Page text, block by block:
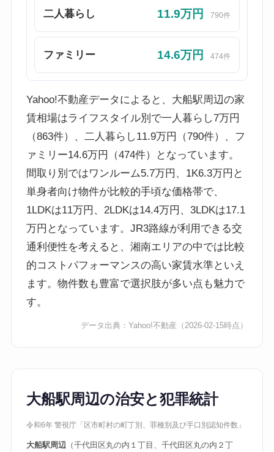
二人暮らし 11.9万円 790件
ファミリー 14.6万円 474件
Yahoo!不動産データによると、大船駅周辺の家
賃相場はライフスタイル別で一人暮らし7万円
（863件）、二人暮らし11.9万円（790件）、フ
ァミリー14.6万円（474件）となっています。
間取り別ではワンルーム5.7万円、1K6.3万円と
単身者向け物件が比較的手頃な価格帯で、
1LDKは11万円、2LDKは14.4万円、3LDKは17.1
万円となっています。JR3路線が利用できる交
通利便性を考えると、湘南エリアの中では比較
的コストパフォーマンスの高い家賃水準といえ
ます。物件数も豊富で選択肢が多い点も魅力で
す。
データ出典：Yahoo!不動産 （2026-02-15時点）
大船駅周辺の治安と犯罪統計
令和6年 警視庁「区市町村の町丁別、罪種別及び手口別認知件数」
大船駅周辺（千代田区丸の内１丁目、千代田区丸の内２丁